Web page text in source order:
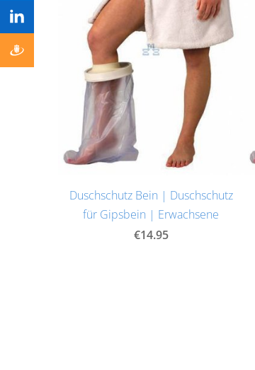
Duschschutz Bein | Duschschutz
für Gipsbein | Erwachsene
€14.95